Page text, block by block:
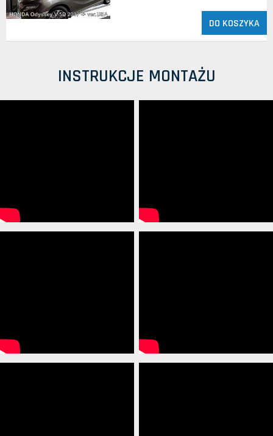
DO KOSZYKA
INSTRUKCJE MONTAŻU